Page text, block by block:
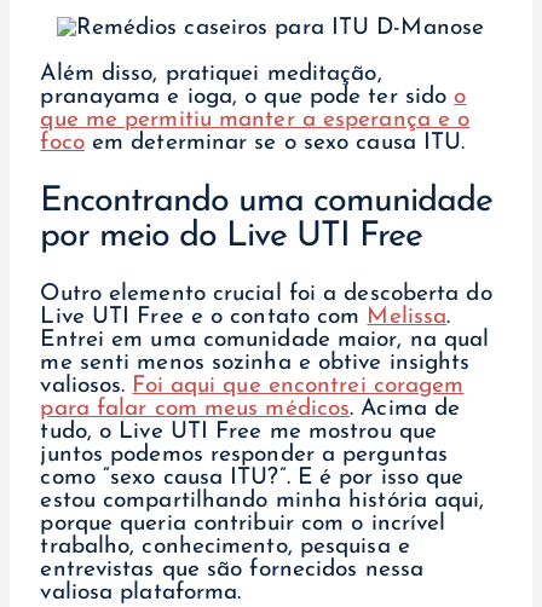
Além disso, pratiquei meditação,
pranayama e ioga, o que pode ter sido o
que me permitiu manter a esperança e o
focoem determinar se o sexo causa ITU.
Encontrando uma comunidade
por meio do Live UTI Free
Outro elemento crucial foi a descoberta do
Live UTI Free e o contato com Melissa.
Entrei em uma comunidade maior, na qual
me senti menos sozinha e obtive insights
valiosos. Foi aqui que encontrei coragem
para falar com meus médicos. Acima de
tudo, o Live UTI Free me mostrou que
juntos podemos responder a perguntas
como “sexo causa ITU?”. E é por isso que
estou compartilhando minha história aqui,
porque queria contribuir com o incrível
trabalho, conhecimento, pesquisa e
entrevistas que são fornecidos nessa
valiosa plataforma.